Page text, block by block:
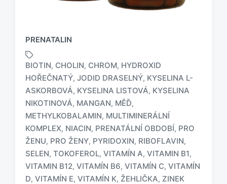
PRENATALIN
z
n
a
č
e
BIOTIN, CHOLIN, CHROM, HYDROXID
HOŘEČNATÝ, JODID DRASELNÝ, KYSELINA L-
ASKORBOVÁ, KYSELINA LISTOVÁ, KYSELINA
NIKOTINOVÁ, MANGAN, MĚĎ,
METHYLKOBALAMIN, MULTIMINERÁLNÍ
KOMPLEX, NIACIN, PRENATÁLNÍ OBDOBÍ, PRO
ŽENU, PRO ŽENY, PYRIDOXIN, RIBOFLAVIN,
SELEN, TOKOFEROL, VITAMÍN A, VITAMIN B1,
VITAMIN B12, VITAMÍN B6, VITAMÍN C, VITAMÍN
D, VITAMÍN E, VITAMÍN K, ŽEHLIČKA, ZINEK